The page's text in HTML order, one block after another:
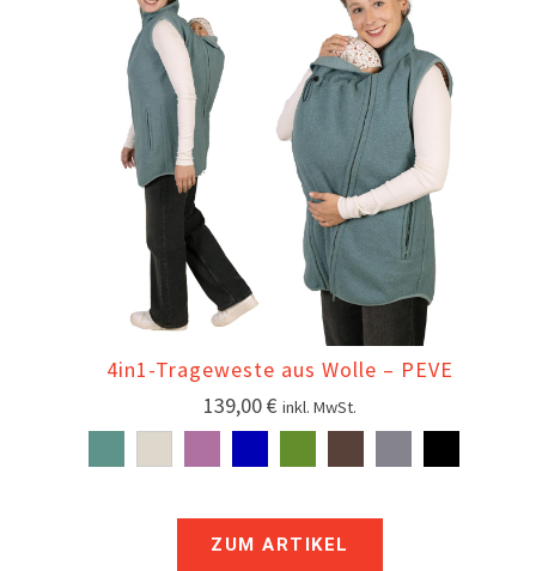
4in1-Trageweste aus Wolle – PEVE
139,00€ inkl. MwSt.
ZUM ARTIKEL